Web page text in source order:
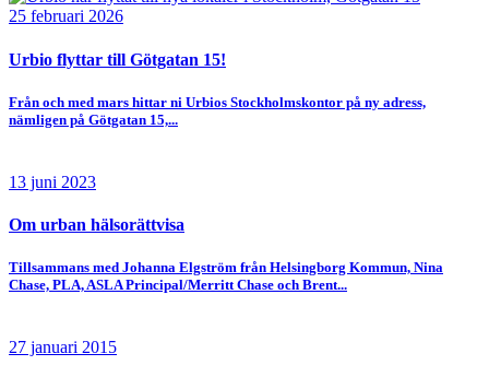
25 februari 2026
Urbio flyttar till Götgatan 15!
Från och med mars hittar ni Urbios Stockholmskontor på ny adress,
nämligen på Götgatan 15,...
13 juni 2023
Om urban hälsorättvisa
Tillsammans med Johanna Elgström från Helsingborg Kommun, Nina
Chase, PLA, ASLA Principal/Merritt Chase och Brent...
27 januari 2015